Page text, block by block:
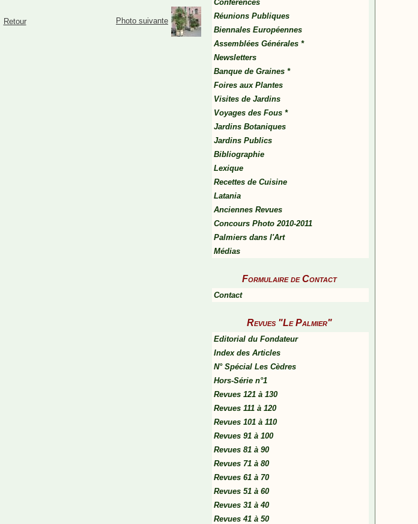
Conférences
Réunions Publiques
Biennales Européennes
Assemblées Générales *
Newsletters
Banque de Graines *
Foires aux Plantes
Visites de Jardins
Voyages des Fous *
Jardins Botaniques
Jardins Publics
Bibliographie
Lexique
Recettes de Cuisine
Latania
Anciennes Revues
Concours Photo 2010-2011
Palmiers dans l'Art
Médias
Formulaire de Contact
Contact
Revues "Le Palmier"
Editorial du Fondateur
Index des Articles
N° Spécial Les Cèdres
Hors-Série n°1
Revues 121 à 130
Revues 111 à 120
Revues 101 à 110
Revues 91 à 100
Revues 81 à 90
Revues 71 à 80
Revues 61 à 70
Revues 51 à 60
Revues 31 à 40
Revues 41 à 50
Retour Photo suivante